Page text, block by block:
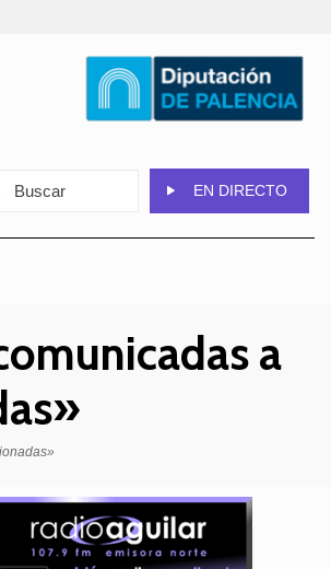
EN DIRECTO
a